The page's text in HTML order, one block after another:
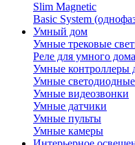
Slim Magnetic
Basic System
Умный дом
Умные трековые
Реле для умного дома
Умные контроллеры
Умные
Умные видеозвонки
Умные датчики
Умные пульты
Умные камеры